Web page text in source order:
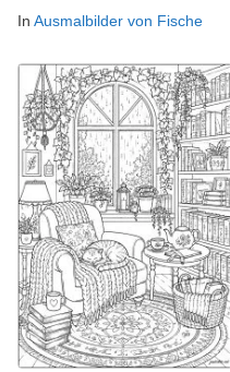
In Ausmalbilder von Fische